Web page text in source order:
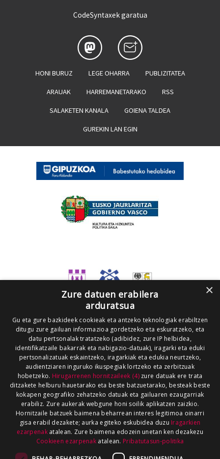
CodeSyntaxek garatua
HONI BURUZ LEGE OHARRA PUBLIZITATEA
ARAUAK HARREMANETARAKO RSS
SALAKETEN KANALA GOIENA TALDEA
GUREKIN LAN EGIN
×
Zure datuen erabilera
arduratsua
Gu eta gure bazkideek cookieak eta antzeko teknologiak erabiltzen
ditugu zure gailuan informazioa gordetzeko eta eskuratzeko, eta
datu pertsonalak tratatzeko (adibidez, zure IP helbidea,
identifikatzaile bakarrak eta nabigazio-datuak), iragarki eta eduki
pertsonalizatuak eskaintzeko, iragarkiak eta edukia neurtzeko,
audientziaren inguruko ikuspegiak lortzeko eta zerbitzuak
hobetzeko. Hirugarrenen hornitzaileek (4)zure datuak ere trata
ditzakete helburu hauetarako eta beste batzuetarako, besteak beste
kokapen geografiko zehatzeko datuak eta gailuaren ezaugarriak
erabiliz. Zure aukerak webgune honi soilik aplikatzen zaizkio.
Hornitzaile batzuek baimena beharrean interes legitimoa oinarri
gisa erabil dezakete; aurka egiteko eskubidea duzu Iragarkien
ezarpenakatalean. Zure baimena edozein unetan ken dezakezu
Cookieen ezarpenak atalean. Pribatutasun-politika